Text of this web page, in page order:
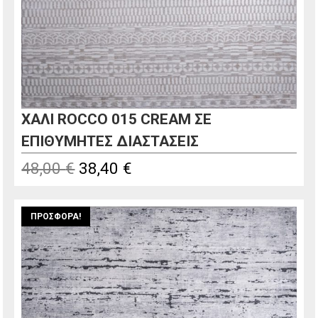
ΧΑΛΙ ROCCO 015 CREAM ΣΕ
ΕΠΙΘΥΜΗΤΕΣ ΔΙΑΣΤΑΣΕΙΣ
48,00€ Original
was:
48,00 €.
38,40 €
τιμή
είναι:
38,40 €.
ΠΡΟΣΦΟΡΆ!